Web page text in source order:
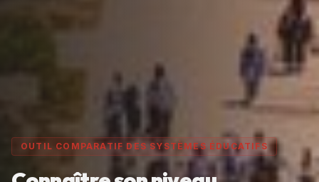
OUTIL COMPARATIF DES SYSTÈMES ÉDUCATIFS